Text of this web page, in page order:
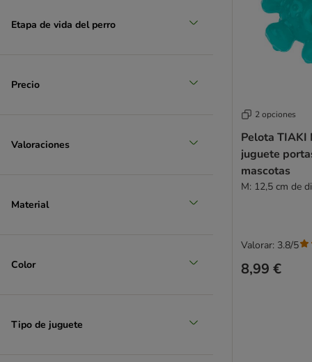
muy grande > 45 kg
Etapa de vida del perro
Precio
Valoraciones
Material
Color
Tipo de juguete
2 opciones
Pelota TIAKI
juguete
mascotas
M: 12,5 cm de
8,99 €
Valorar: 3.8/5